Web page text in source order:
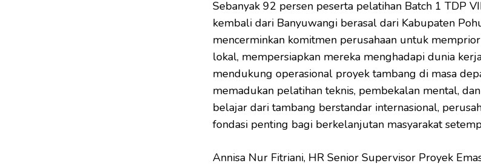
Sebanyak 92 persen peserta pelatihan Batch 1 TDP
kembali dari Banyuwangi berasal dari Kabupaten
mencerminkan komitmen perusahaan untuk
lokal, mempersiapkan mereka menghadapi dunia
mendukung operasional proyek tambang di masa
memadukan pelatihan teknis, pembekalan mental,
belajar dari tambang berstandar internasional,
fondasi penting bagi berkelanjutan masyarakat
Annisa Nur Fitriani, HR Senior Supervisor Proyek